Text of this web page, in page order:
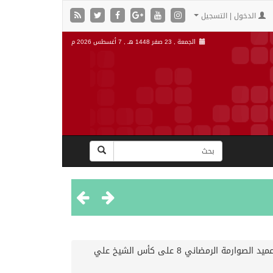
الدخول | التسجيل
الجمعة , 23 صفر 1448 هـ , 7 أغسطس 2026 م
بحضور رئيس مركز الحكامية والقرى التابعة له يشرف اختتام مهرجان عميد الصوارمة الرمضاني 8 على كأس الشيخ علي